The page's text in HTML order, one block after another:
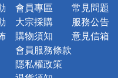
會員專區
大宗採購
購物須知
會員服務條款
隱私權政策
常見問題
服務公告
意見信箱